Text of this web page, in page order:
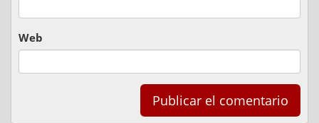
Web